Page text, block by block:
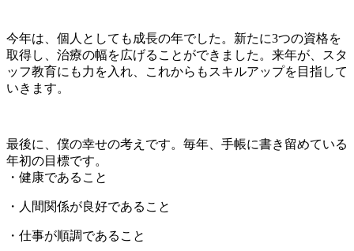
今年は、個人としても成長の年でした。新たに3つの資格を
取得し、治療の幅を広げることができました。来年が、スタ
ッフ教育にも力を入れ、これからもスキルアップを目指して
いきます。
最後に、僕の幸せの考えです。毎年、手帳に書き留めている
年初の目標です。
・健康であること
・人間関係が良好であること
・仕事が順調であること